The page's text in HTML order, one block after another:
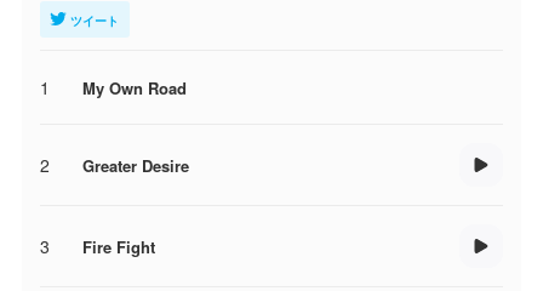
ツイート
1 My Own Road
2 Greater Desire
3 Fire Fight